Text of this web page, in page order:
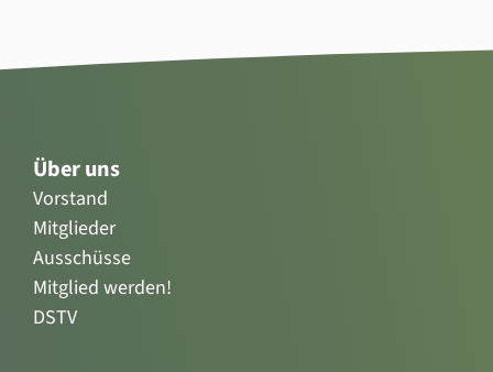
Über uns
Vorstand
Mitglieder
Ausschüsse
Mitglied werden!
DSTV